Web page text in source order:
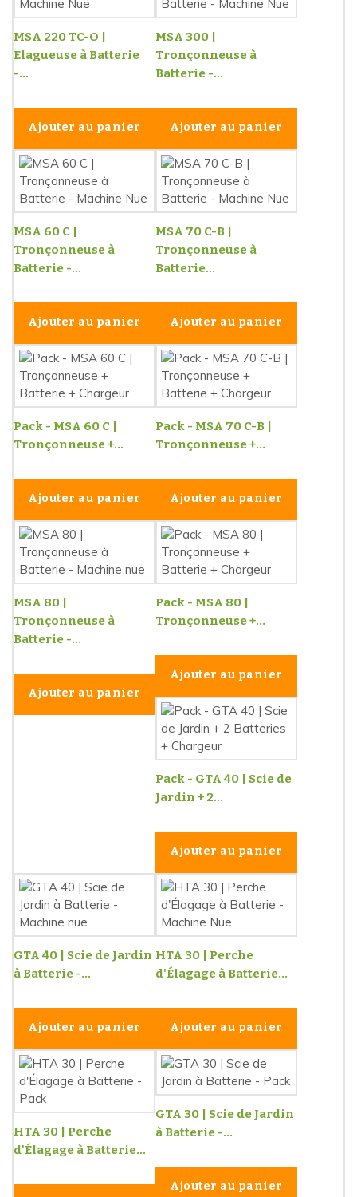
MSA 220 TC-O |
Elagueuse à Batterie
-...
Ajouter au panier
MSA 300 |
Tronçonneuse à
Batterie -...
Ajouter au panier
MSA 60 C |
Tronçonneuse à
Batterie -...
Ajouter au panier
MSA 70 C-B |
Tronçonneuse à
Batterie...
Ajouter au panier
Pack - MSA 60 C |
Tronçonneuse +...
Ajouter au panier
Pack - MSA 70 C-B |
Tronçonneuse +...
Ajouter au panier
MSA 80 |
Tronçonneuse à
Batterie -...
Ajouter au panier
Pack - MSA 80 |
Tronçonneuse +...
Ajouter au panier
Pack - GTA 40 | Scie de
Jardin + 2...
Ajouter au panier
GTA 40 | Scie de Jardin
à Batterie -...
Ajouter au panier
HTA 30 | Perche
d'Élagage à Batterie...
Ajouter au panier
HTA 30 | Perche
d'Élagage à Batterie...
GTA 30 | Scie de Jardin
à Batterie -...
Ajouter au panier